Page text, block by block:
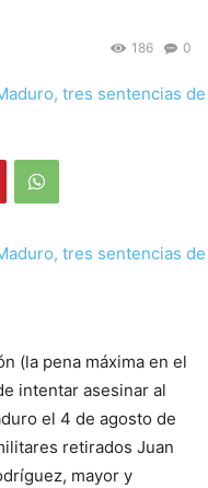
0
186
(la pena máxima en el
intentar asesinar al
el 4 de agosto de
retirados Juan
mayor y